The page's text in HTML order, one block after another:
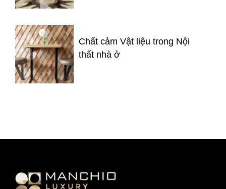
Chất cảm Vật liệu trong Nội
thất nhà ở